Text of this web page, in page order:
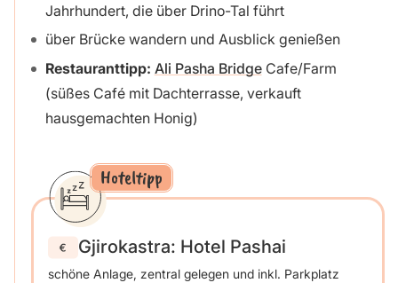
Jahrhundert, die über Drino-Tal führt
über Brücke wandern und Ausblick genießen
Restauranttipp: Ali Pasha BridgeCafe/Farm
(süßes Café mit Dachterrasse, verkauft
hausgemachten Honig)
Hoteltipp
Gjirokastra: Hotel Pashai
schöne Anlage, zentral gelegen und inkl. Parkplatz